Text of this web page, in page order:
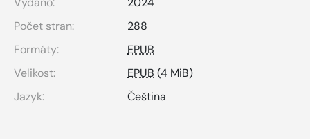
Počet stran:
288
Formáty:
EPUB
Velikost:
EPUB (4 MiB)
Jazyk:
Čeština